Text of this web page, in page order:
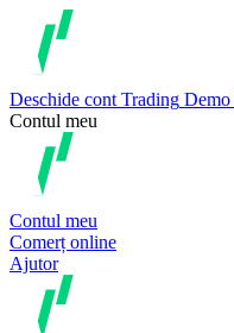
Deschide cont Trading Demo
Contul meu
Contul meu
Comerț online
Ajutor